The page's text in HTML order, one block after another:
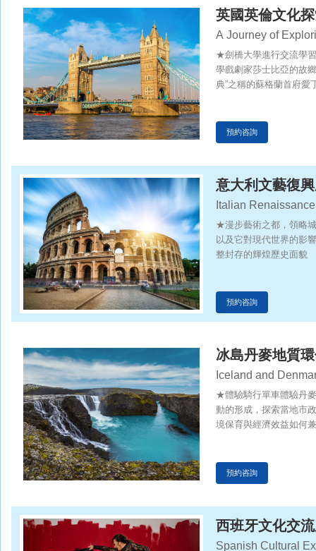
英國英倫文化
A Journey of
★劍橋大學進行交流學
學戲劇家莎士比亞的故
典”之稱的蘇格蘭首府
預約咨詢
意大利文藝復
Italian
★漫步藝術之都，領略
以及它對現代世界的影
整封存的輝煌歷史面貌
預約咨詢
冰島丹麥地質
Iceland and
and Cultural
★體驗騎行單車體驗丹
動的形成，探索當地市
境保育與經濟效益如何
預約咨詢
西班牙文化交
Spanish Cultural